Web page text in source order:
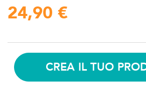
24,90 €
CREA IL TUO
di